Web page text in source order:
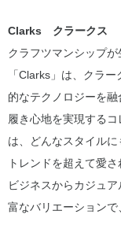
Clarks クラークス
クラフツマンシップ
「Clarks」は、クラ
的なテクノロジーを
履き心地を実現する
は、どんなスタイル
トレンドを超えて愛さ
ビジネスからカジュ
富なバリエーションで